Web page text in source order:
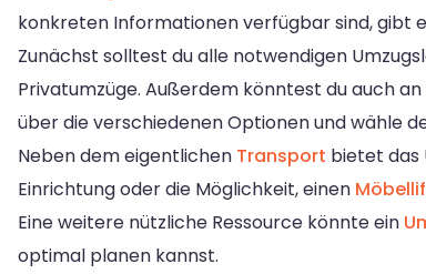
konkreten Informationen verfügbar sind, gibt
Zunächst solltest du alle notwendigen
Privatumzüge. Außerdem könntest du auch an
über die verschiedenen Optionen und wähle
Neben dem eigentlichen Transport bietet das
Einrichtung oder die Möglichkeit, einen
Eine weitere nützliche Ressource könnte ein
optimal planen kannst.